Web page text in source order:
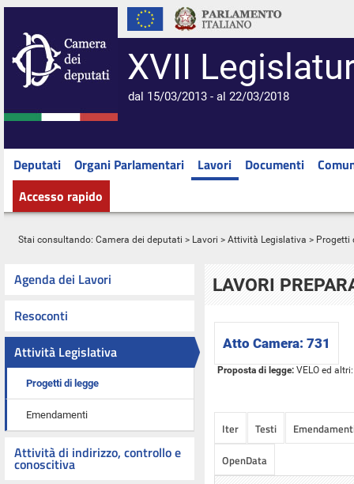
XVII
dal 15/03/2013 - al 22/03/2018
Deputati Organi Parlamentari Lavori Documenti
Accesso rapido
Stai consultando: Camera dei deputati > Lavori > Attività Legislativa > Progetti
Agenda dei Lavori
Resoconti
Attività Legislativa
Progetti di legge
Emendamenti
Attività di indirizzo, controllo e
conoscitiva
LAVORI
Atto Camera: 731
Proposta di legge: VELO ed
Iter Testi
OpenData